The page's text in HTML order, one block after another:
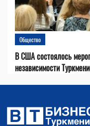
Общество
В США состоялось
независимости